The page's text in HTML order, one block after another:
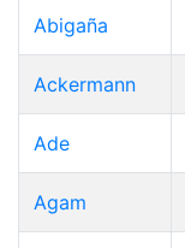
Abigaña
Ackermann
Ade
Agam